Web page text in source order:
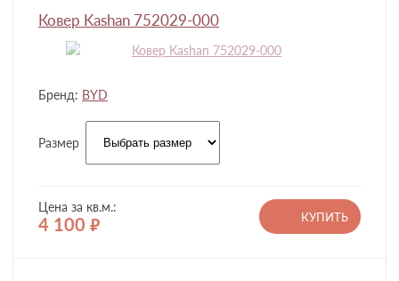
Ковер Kashan 752029-000
Бренд: BYD
Размер
Цена за кв.м.:
4 100 руб.
КУПИТЬ